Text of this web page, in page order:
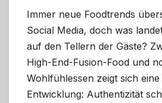
Immer neue Foodtrends
Social Media, doch was
auf den Tellern der Gäste?
High-End-Fusion-Food und
Wohlfühlessen zeigt sich
Entwicklung: Authentizität